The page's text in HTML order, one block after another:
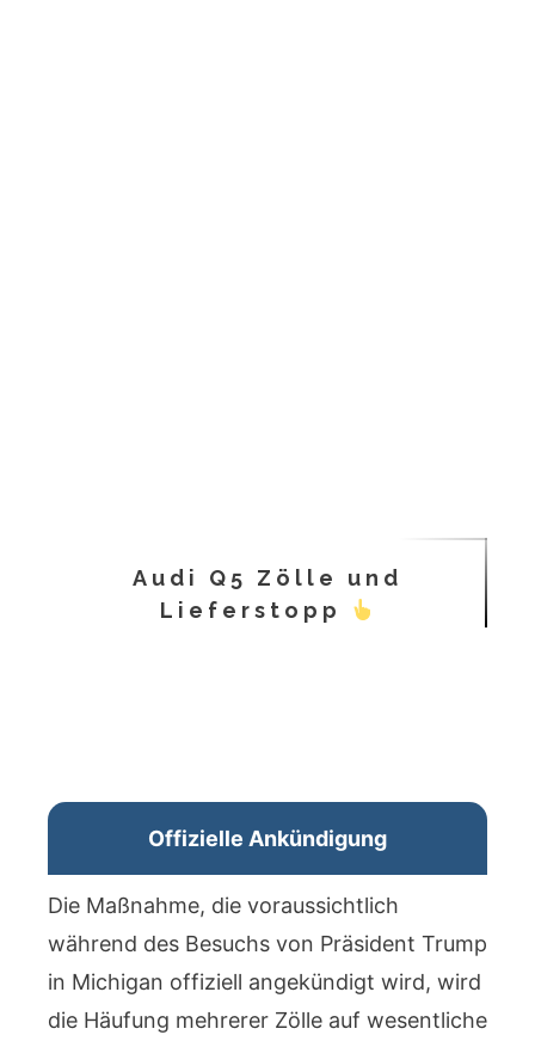
Audi Q5 Zölle und
Lieferstopp
Offizielle Ankündigung
Die Maßnahme, die voraussichtlich
während des Besuchs von Präsident Trump
in Michigan offiziell angekündigt wird, wird
die Häufung mehrerer Zölle auf wesentliche